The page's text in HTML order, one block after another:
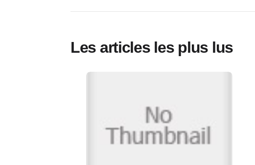
Les articles les plus lus